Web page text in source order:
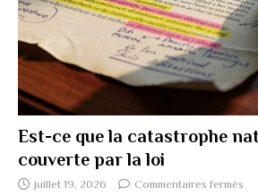
Est-ce que la catastrophe
couverte par la loi
juillet 19, 2026 Commentaires fermés